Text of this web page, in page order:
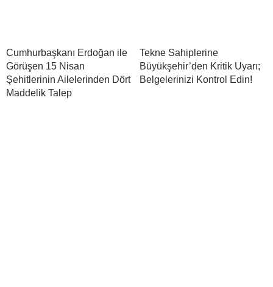
Cumhurbaşkanı Erdoğan ile
Görüşen 15 Nisan
Şehitlerinin Ailelerinden Dört
Maddelik Talep
Tekne Sahiplerine
Büyükşehir’den Kritik Uyarı;
Belgelerinizi Kontrol Edin!